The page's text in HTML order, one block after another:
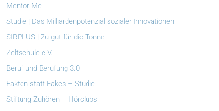
Mentor Me
Studie | Das Milliardenpotenzial sozialer Innovationen
SIRPLUS | Zu gut für die Tonne
Zeltschule e.V.
Beruf und Berufung 3.0
Fakten statt Fakes – Studie
Stiftung Zuhören – Hörclubs